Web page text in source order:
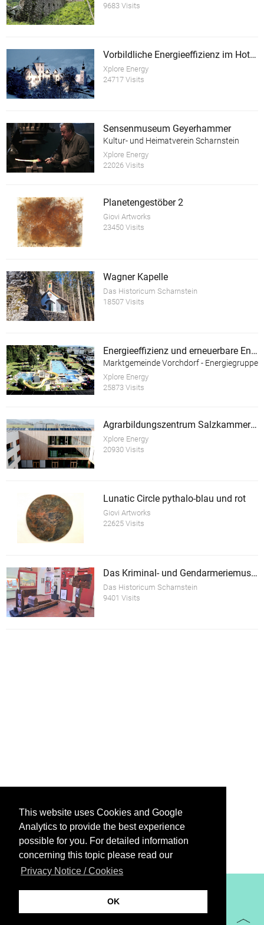
This website uses Cookies and Google
Analytics to provide the best experience
possible for you. For detailed information
concerning this topic please read our
Privacy Notice / Cookies
OK
9683 Visits
Vorbildliche Energieeffizienz im Hotel Schloss Thannegg
Xplore Energy
24717 Visits
Sensenmuseum Geyerhammer
Kultur- und Heimatverein Scharnstein
Xplore Energy
22026 Visits
Planetengestöber 2
Giovi Artworks
23450 Visits
Wagner Kapelle
Das Historicum Scharnstein
18507 Visits
Energieeffizienz und erneuerbare Energie im Almtalbad Vorchdorf
Marktgemeinde Vorchdorf - Energiegruppe
Xplore Energy
25873 Visits
Agrarbildungszentrum Salzkammergut
Xplore Energy
20930 Visits
Lunatic Circle pythalo-blau und rot
Giovi Artworks
22625 Visits
Das Kriminal- und Gendarmeriemuseum im Schloss Scharnstein
Das Historicum Scharnstein
9401 Visits
XiBIT Infoguide 2021